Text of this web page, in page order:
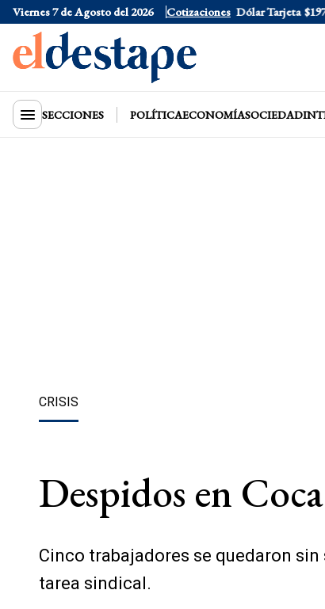
Viernes 7 de Agosto del 2026 Cotizaciones
Dólar Oficial $1520 Dólar Tarjeta $1976
SECCIONES POLÍTICAECONOMÍASOCIEDAD
CRISIS
Despidos en
Cinco trabajadores se quedaron
tarea sindical.